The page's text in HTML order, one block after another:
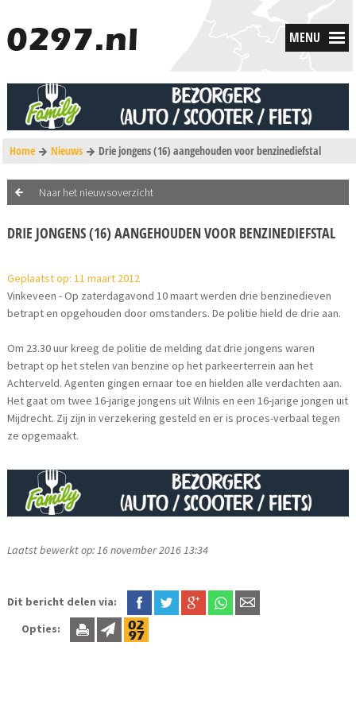
MENU
Home Nieuws Drie jongens (16) aangehouden voor benzinediefstal
Naar het nieuwsoverzicht
DRIE JONGENS (16) AANGEHOUDEN VOOR BENZINEDIEFSTAL
Geplaatst op: 11 maart 2012
Vinkeveen - Op zaterdagavond 10 maart werden drie benzinedieven
betrapt en opgehouden door omstanders. De politie hield de drie aan.
Om 23.30 uur kreeg de politie de melding dat drie jongens waren
betrapt op het stelen van benzine op het parkeerterrein aan het
Achterveld. Agenten gingen ernaar toe en hielden alle verdachten aan.
Het gaat om twee 16-jarige jongens uit Wilnis en een 16-jarige jongen uit
Mijdrecht. Zij zijn in verzekering gesteld en er is proces-verbaal tegen
ze opgemaakt.
Laatst bewerkt op: 16 november 2016 13:34
Dit bericht delen via:
Opties: